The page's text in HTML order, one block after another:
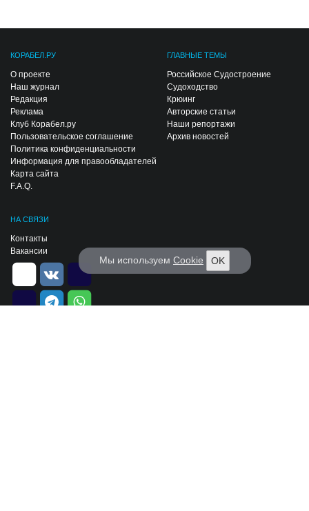
КОРАБЕЛ.РУ
О проекте
Наш журнал
Редакция
Реклама
Клуб Корабел.ру
Пользовательское соглашение
Политика конфиденциальности
Информация для правообладателей
Карта сайта
F.A.Q.
ГЛАВНЫЕ ТЕМЫ
Российское Судостроение
Судоходство
Крюинг
Авторские статьи
Наши репортажи
Архив новостей
НА СВЯЗИ
Контакты
Вакансии
Мы используем Cookie OK